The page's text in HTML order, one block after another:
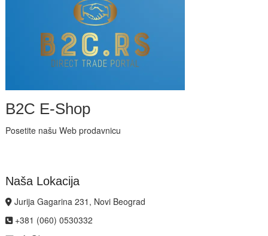
B2C E-Shop
Posetite našu Web prodavnicu
Naša Lokacija
Jurija Gagarina 231, Novi Beograd
+381 (060) 0530332